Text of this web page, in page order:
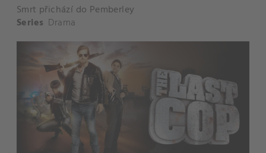
Smrt přichází do Pemberley
Series Drama